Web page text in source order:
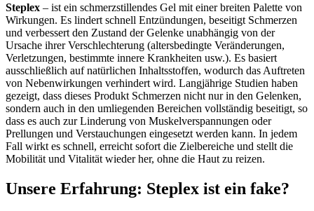
Steplex – ist ein schmerzstillendes Gel mit einer breiten Palette von
Wirkungen. Es lindert schnell Entzündungen, beseitigt Schmerzen
und verbessert den Zustand der Gelenke unabhängig von der
Ursache ihrer Verschlechterung (altersbedingte Veränderungen,
Verletzungen, bestimmte innere Krankheiten usw.). Es basiert
ausschließlich auf natürlichen Inhaltsstoffen, wodurch das Auftreten
von Nebenwirkungen verhindert wird. Langjährige Studien haben
gezeigt, dass dieses Produkt Schmerzen nicht nur in den Gelenken,
sondern auch in den umliegenden Bereichen vollständig beseitigt, so
dass es auch zur Linderung von Muskelverspannungen oder
Prellungen und Verstauchungen eingesetzt werden kann. In jedem
Fall wirkt es schnell, erreicht sofort die Zielbereiche und stellt die
Mobilität und Vitalität wieder her, ohne die Haut zu reizen.
Unsere Erfahrung: Steplex ist ein fake?